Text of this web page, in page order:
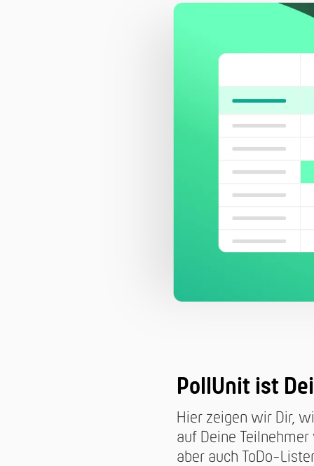
PollUnit ist
Hier zeigen wir Dir,
auf Deine
aber auch ToDo-